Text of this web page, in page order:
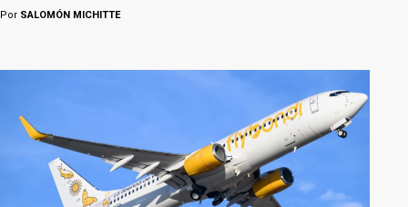
Por SALOMÓN MICHITTE